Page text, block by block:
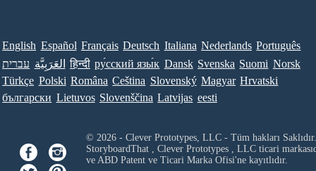
English Español Français Deutsch Italiana Nederlands Português
עברית العَرَبِيَّة हिन्दी ру́сский язы́к Dansk Svenska Suomi Norsk
Türkçe Polski Româna Ceština Slovenský Magyar Hrvatski
български Lietuvos Slovenščina Latvijas eesti
© 2026 - Clever Prototypes, LLC - Tüm hakları Saklıdır.
StoryboardThat , Clever Prototypes , LLCticari
ve ABD Patent ve Ticari Marka Ofisi'ne kayıtlıdır.